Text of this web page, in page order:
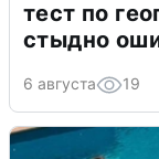
тест по
стыдно
6 августа 19